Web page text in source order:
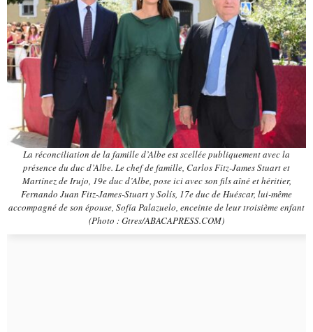
La réconciliation de la famille d’Albe est scellée publiquement avec la
présence du duc d’Albe. Le chef de famille, Carlos Fitz-James Stuart et
Martínez de Irujo, 19e duc d’Albe, pose ici avec son fils aîné et héritier,
Fernando Juan Fitz-James-Stuart y Solís, 17e duc de Huéscar, lui-même
accompagné de son épouse, Sofía Palazuelo, enceinte de leur troisième enfant
(Photo : Gtres/ABACAPRESS.COM)